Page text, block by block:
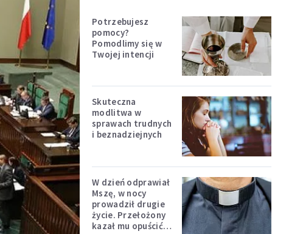
Potrzebujesz
pomocy?
Pomodlimy się w
Twojej intencji
Skuteczna
modlitwa w
sprawach trudnych
i beznadziejnych
W dzień odprawiał
Mszę, w nocy
prowadził drugie
życie. Przełożony
kazał mu opuścić